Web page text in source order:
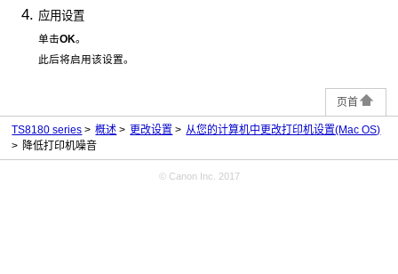
应用设置
单击OK。
此后将启用该设置。
页首
TS8180 series 概述 更改设置
从您的计算机中更改打印机设置(Mac OS)
降低打印机噪音
© Canon Inc. 2017